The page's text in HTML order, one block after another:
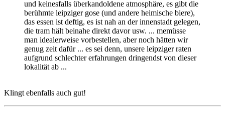
und keinesfalls überkandoldene atmosphäre, es gibt die
berühmte leipziger gose (und andere heimische biere),
das essen ist deftig, es ist nah an der innenstadt gelegen,
die tram hält beinahe direkt davor usw. ... memüsse
man idealerweise vorbestellen, aber noch hätten wir
genug zeit dafür ... es sei denn, unsere leipziger raten
aufgrund schlechter erfahrungen dringendst von dieser
lokalität ab ...
Klingt ebenfalls auch gut!